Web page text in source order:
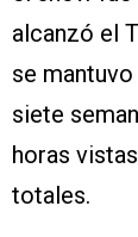
alcanzó el
se
siete
horas
totales.